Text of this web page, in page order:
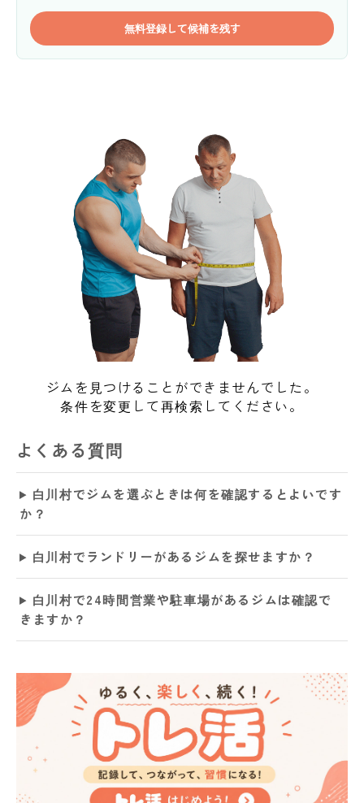
無料登録して候補を残す
ジムを見つけることができませんでした。
条件を変更して再検索してください。
よくある質問
白川村でジムを選ぶときは何を確認するとよいです
か？
白川村でランドリーがあるジムを探せますか？
白川村で24時間営業や駐車場があるジムは確認で
きますか？